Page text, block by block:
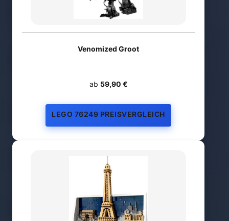
Venomized Groot
ab 59,90 €
LEGO 76249 PREISVERGLEICH